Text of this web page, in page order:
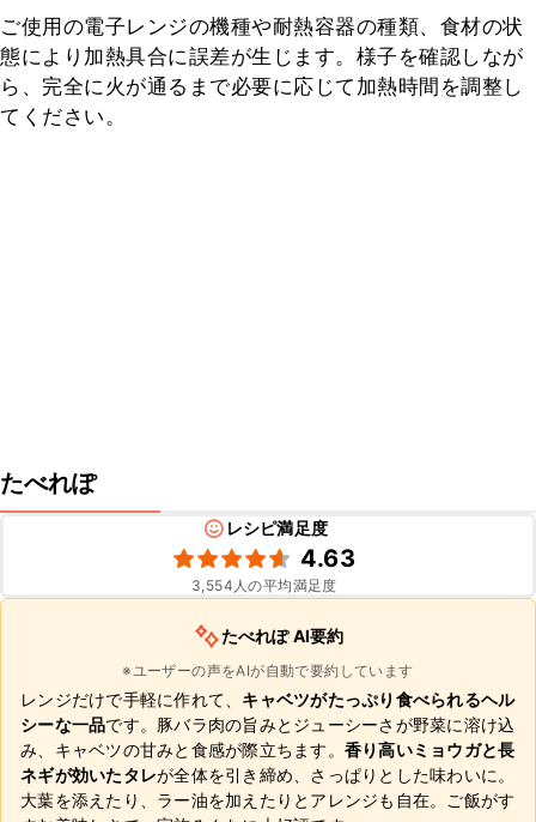
ご使用の電子レンジの機種や耐熱容器の種類、食材の状
態により加熱具合に誤差が生じます。様子を確認しなが
ら、完全に火が通るまで必要に応じて加熱時間を調整し
てください。
たべれぽ
レシピ満足度
4.63
3,554 人の平均満足度
たべれぽ AI要約
※ユーザーの声をAIが自動で要約しています
レンジだけで手軽に作れて、 キャベツがたっぷり食べられるヘル
シーな一品です。豚バラ肉の旨みとジューシーさが野菜に溶け込
み、キャベツの甘みと食感が際立ちます。 香り高いミョウガと長
ネギが効いたタレが全体を引き締め、さっぱりとした味わいに。
大葉を添えたり、ラー油を加えたりとアレンジも自在。ご飯がす